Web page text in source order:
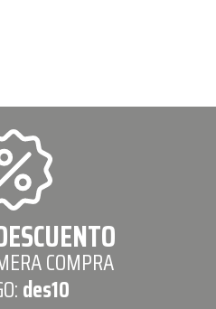
COMPRA
des10